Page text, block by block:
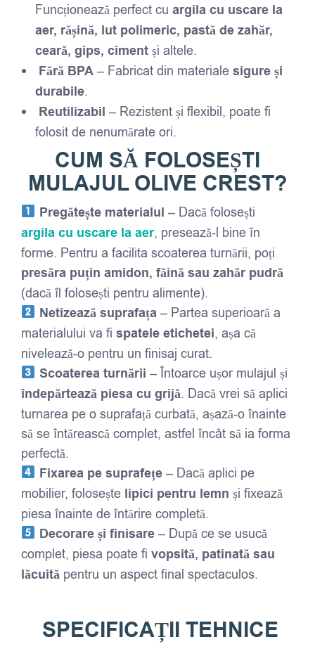
Funcționează perfect cu argila cu uscare la
aer, rășină, lut polimeric, pastă de zahăr,
ceară, gips, ciment și altele.
Fără BPA – Fabricat din materiale sigure și
durabile.
Reutilizabil – Rezistent și flexibil, poate fi
folosit de nenumărate ori.
CUM SĂ FOLOSEȘTI
MULAJUL OLIVE CREST?
Pregătește materialul – Dacă folosești
argila cu uscare la aer, presează-l bine în
forme. Pentru a facilita scoaterea turnării, poți
presăra puțin amidon, făină sau zahăr pudră
(dacă îl folosești pentru alimente).
Netizează suprafața– Partea superioară a
materialului va fi spatele etichetei, așa că
nivelează-o pentru un finisaj curat.
Scoaterea turnării – Întoarce ușor mulajul și
îndepărtează piesa cu grijă. Dacă vrei să aplici
turnarea pe o suprafață curbată, așază-o înainte
să se întărească complet, astfel încât să ia forma
perfectă.
Fixarea pe suprafețe– Dacă aplici pe
mobilier, folosește lipici pentru lemn și fixează
piesa înainte de întărire completă.
Decorare și finisare– După ce se usucă
complet, piesa poate fi vopsită, patinată sau
lăcuită pentru un aspect final spectaculos.
SPECIFICAȚII TEHNICE